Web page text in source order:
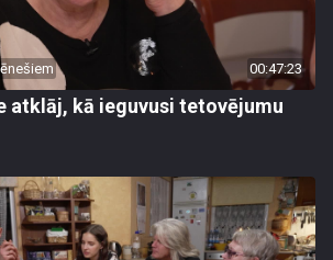
00:47:23
atklāj, kā ieguvusi tetovējumu